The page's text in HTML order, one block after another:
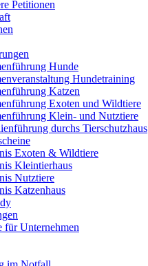
Petitionen
Hunde
Hundetraining
Katzen
Exoten und Wildtiere
Klein- und Nutztiere
durchs Tierschutzhaus
Exoten & Wildtiere
Kleintierhaus
Nutztiere
Katzenhaus
für Unternehmen